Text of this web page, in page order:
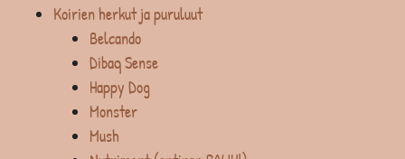
Koirien herkut ja puruluut
Belcando
Dibaq Sense
Happy Dog
Monster
Mush